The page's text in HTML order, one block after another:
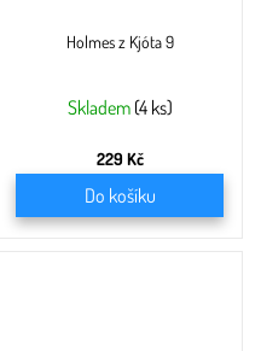
Holmes z Kjóta 9
Skladem (4 ks)
229 Kč
Do košíku